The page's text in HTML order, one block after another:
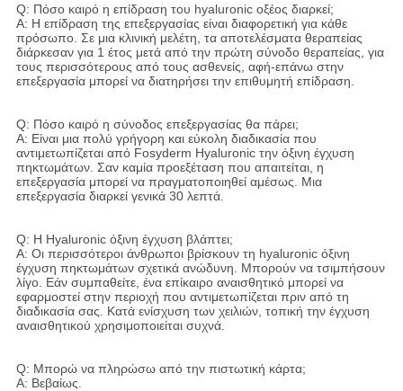
Q: Πόσο καιρό η επίδραση του hyaluronic οξέος διαρκεί;
Α: Η επίδραση της επεξεργασίας είναι διαφορετική για κάθε
πρόσωπο. Σε μια κλινική μελέτη, τα αποτελέσματα θεραπείας
διάρκεσαν για 1 έτος μετά από την πρώτη σύνοδο θεραπείας, για
τους περισσότερους από τους ασθενείς, αφή-επάνω στην
επεξεργασία μπορεί να διατηρήσει την επιθυμητή επίδραση.
Q: Πόσο καιρό η σύνοδος επεξεργασίας θα πάρει;
Α: Είναι μια πολύ γρήγορη και εύκολη διαδικασία που
αντιμετωπίζεται από Fosyderm Hyaluronic την όξινη έγχυση
πηκτωμάτων. Σαν καμία προεξέταση που απαιτείται, η
επεξεργασία μπορεί να πραγματοποιηθεί αμέσως. Μια
επεξεργασία διαρκεί γενικά 30 λεπτά.
Q: Η Hyaluronic όξινη έγχυση βλάπτει;
Α: Οι περισσότεροι άνθρωποι βρίσκουν τη hyaluronic όξινη
έγχυση πηκτωμάτων σχετικά ανώδυνη. Μπορούν να τσιμπήσουν
λίγο. Εάν συμπαθείτε, ένα επίκαιρο αναισθητικό μπορεί να
εφαρμοστεί στην περιοχή που αντιμετωπίζεται πριν από τη
διαδικασία σας. Κατά ενίσχυση των χειλιών, τοπική την έγχυση
αναισθητικού χρησιμοποιείται συχνά.
Q: Μπορώ να πληρώσω από την πιστωτική κάρτα;
Α: Βεβαίως.